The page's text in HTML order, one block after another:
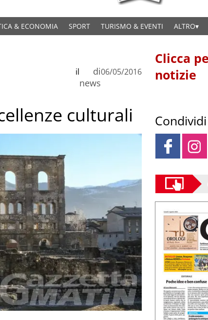
& ECONOMIA SPORT TURISMO & EVENTI ALTRO
di
news
il 06/05/2016
culturali
Clicca
notizie
Condividi